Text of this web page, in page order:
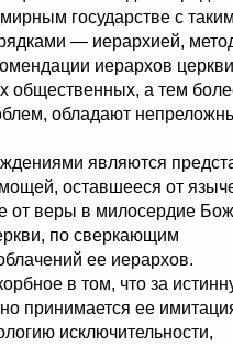
государстве с
— иерархией,
иерархов
общественных, а тем
обладают
являются
оставшееся от
от веры в милосердие
по сверкающим
ее иерархов.
в том, что за
принимается ее
исключительности,